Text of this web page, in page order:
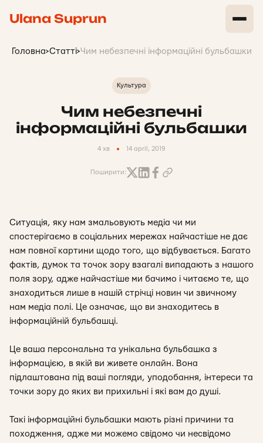
Ulana Suprun
Головна>Статті>Чим небезпечні інформаційні бульбашки
Культура
Чим небезпечні
інформаційні бульбашки
4 хв 14 april, 2019
Поширити:
Ситуація, яку нам змальовують медіа чи ми
спостерігаємо в соціальних мережах найчастіше не дає
нам повної картини щодо того, що відбувається. Багато
фактів, думок та точок зору взагалі випадають з нашого
поля зору, адже найчастіше ми бачимо і читаємо те, що
знаходиться лише в нашій стрічці новин чи звичному
нам медіа полі. Це означає, що ви знаходитесь в
інформаційній бульбашці.
Це ваша персональна та унікальна бульбашка з
інформацією, в якій ви живете онлайн. Вона
підлаштована під ваші погляди, уподобання, інтереси та
точки зору до яких ви прихильні і які вам до душі.
Такі інформаційні бульбашки мають різні причини та
походження, адже ми можемо свідомо чи несвідомо